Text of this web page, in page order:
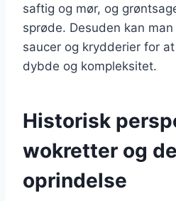
saftig og mør, og
sprøde. Desuden kan
saucer og krydderier for
dybde og kompleksitet.
Historisk
wokretter og
oprindelse